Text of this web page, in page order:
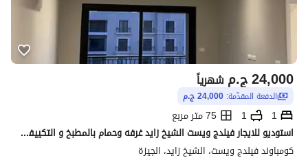
ج.م24,000 شهرياً
الدفعة المقدّمة: 24,000 ج.م
1
1
75 متر مربع
استوديو للايجار فيلدج ويست الشيخ زايد غرفه وحمام بالمطبخ و التكييفات فيو مميز
كومباوند فيلدج ويست، الشيخ زايد، الجيزة